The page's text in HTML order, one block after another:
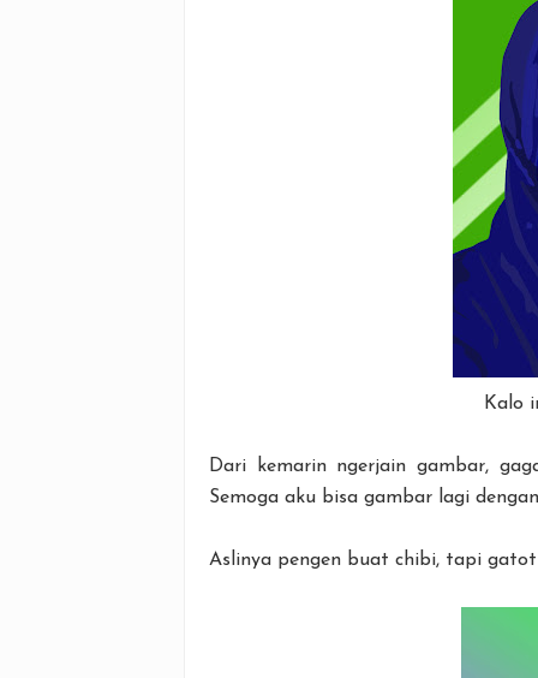
Kalo
Dari kemarin ngerjain gambar,
Semoga aku bisa gambar lagi
Aslinya pengen buat chibi, tapi gatot